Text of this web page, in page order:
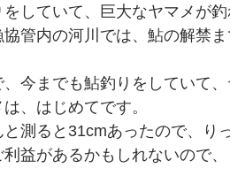
していて、巨大なヤマメが
協管内の河川では、鮎の解禁
、今までも鮎釣りをしていて
、はじめてです。
と測ると31cmあったので、り
益があるかもしれないので